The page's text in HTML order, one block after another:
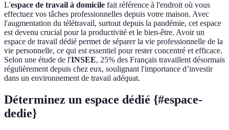
L'espace de travail à domicile fait référence à l'endroit où vous
effectuez vos tâches professionnelles depuis votre maison. Avec
l'augmentation du télétravail, surtout depuis la pandémie, cet espace
est devenu crucial pour la productivité et le bien-être. Avoir un
espace de travail dédié permet de séparer la vie professionnelle de la
vie personnelle, ce qui est essentiel pour rester concentré et efficace.
Selon une étude de l'INSEE, 25% des Français travaillent désormais
régulièrement depuis chez eux, soulignant l'importance d’investir
dans un environnement de travail adéquat.
Déterminez un espace dédié {#espace-
dedie}